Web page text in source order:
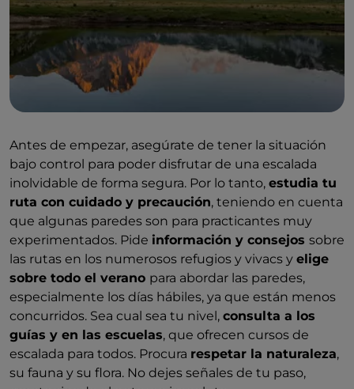
Antes de empezar, asegúrate de tener la situación
bajo control para poder disfrutar de una escalada
inolvidable de forma segura. Por lo tanto, estudia tu
ruta con cuidado y precaución, teniendo en cuenta
que algunas paredes son para practicantes muy
experimentados. Pide información y consejos sobre
las rutas en los numerosos refugios y vivacs y elige
sobre todo el verano para abordar las paredes,
especialmente los días hábiles, ya que están menos
concurridos. Sea cual sea tu nivel, consulta a los
guías y en las escuelas, que ofrecen cursos de
escalada para todos. Procura respetar la naturaleza,
su fauna y su flora. No dejes señales de tu paso,